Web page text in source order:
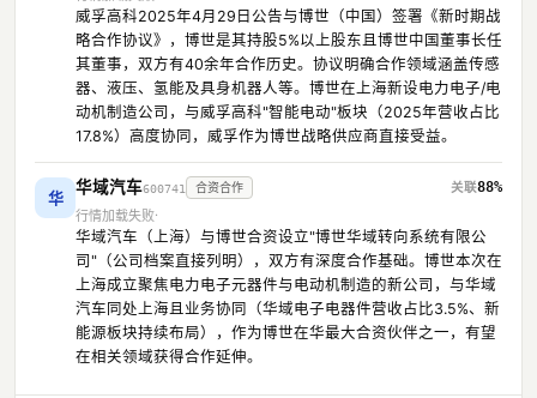
威孚高科2025年4月29日公告与博世（中国）签署《新时期战
略合作协议》，博世是其持股5%以上股东且博世中国董事长任
其董事，双方有40余年合作历史。协议明确合作领域涵盖传感
器、液压、氢能及具身机器人等。博世在上海新设电力电子/电
动机制造公司，与威孚高科"智能电动"板块（2025年营收占比
17.8%）高度协同，威孚作为博世战略供应商直接受益。
华
华域汽车600741 合资合作
88%
行情加载失败
华域汽车（上海）与博世合资设立"博世华域转向系统有限公
司"（公司档案直接列明），双方有深度合作基础。博世本次在
上海成立聚焦电力电子元器件与电动机制造的新公司，与华域
汽车同处上海且业务协同（华域电子电器件营收占比3.5%、新
能源板块持续布局），作为博世在华最大合资伙伴之一，有望
在相关领域获得合作延伸。